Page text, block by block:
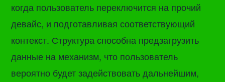
когда пользователь переключится на прочий
девайс, и подготавливая соответствующий
контекст. Структура способна предзагрузить
данные на механизм, что пользователь
вероятно будет задействовать дальнейшим,